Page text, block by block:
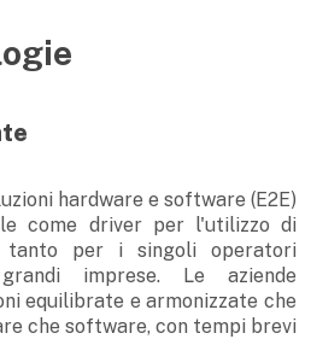
hardware e software (E2E)
come driver per l'utilizzo di
tanto per i singoli operatori
imprese. Le aziende
equilibrate e armonizzate che
che software, con tempi brevi